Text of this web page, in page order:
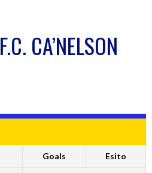
F.C. CA’NELSON
Goals Esito